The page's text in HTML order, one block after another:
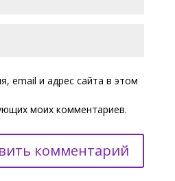
email и адрес сайта в этом
моих комментариев.